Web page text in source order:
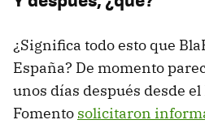
¿Significa todo esto que
España? De momento
unos días después desde
Fomento solicitaron